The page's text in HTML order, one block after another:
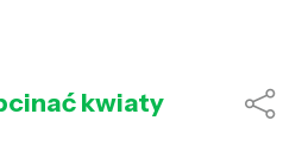
kwiaty